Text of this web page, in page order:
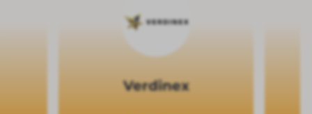
Verdinex